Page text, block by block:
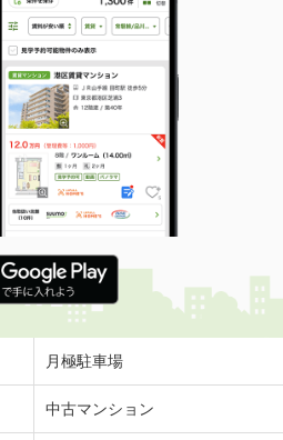
ンルーム
万円
崎県長崎市万屋町
ンルーム
万円
崎県長崎市梅香崎町
月極駐車場
中古マンション